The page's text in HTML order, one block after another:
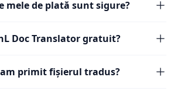
de plată sunt sigure?
Doc Translator gratuit?
am primit fișierul tradus?